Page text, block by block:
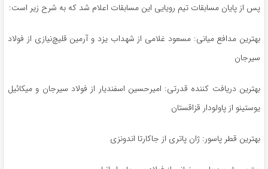
پس از پایان مسابقات تیم رویایی این مسابقات اعلام شد که به شرح زیر است:
بهترین مدافع میانی: مسعود غلامی از شهداب یزد و آرمین قلیچ‌نیازی از فولاد
سیرجان
بهترین دریافت کننده قدرتی: امیرحسین اسفندیار از فولاد سیرجان و میکائیل
یوستینو از پاولودار قزاقستان
بهترین قطر پاسور: ژان پاتری از جاکارتا اندونزی